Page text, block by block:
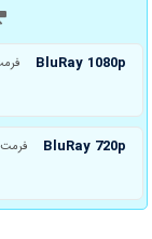
BluRay 1080p
BluRay 720p